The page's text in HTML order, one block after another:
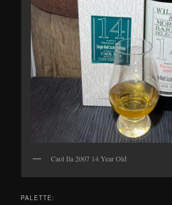
Caol Ila 2007 14 Year Old
PALETTE: